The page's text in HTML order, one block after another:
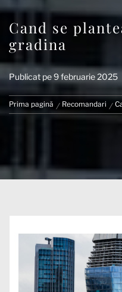
Cand se
gradina
Publicat pe9 februarie 2025
Prima pagină Recomandari